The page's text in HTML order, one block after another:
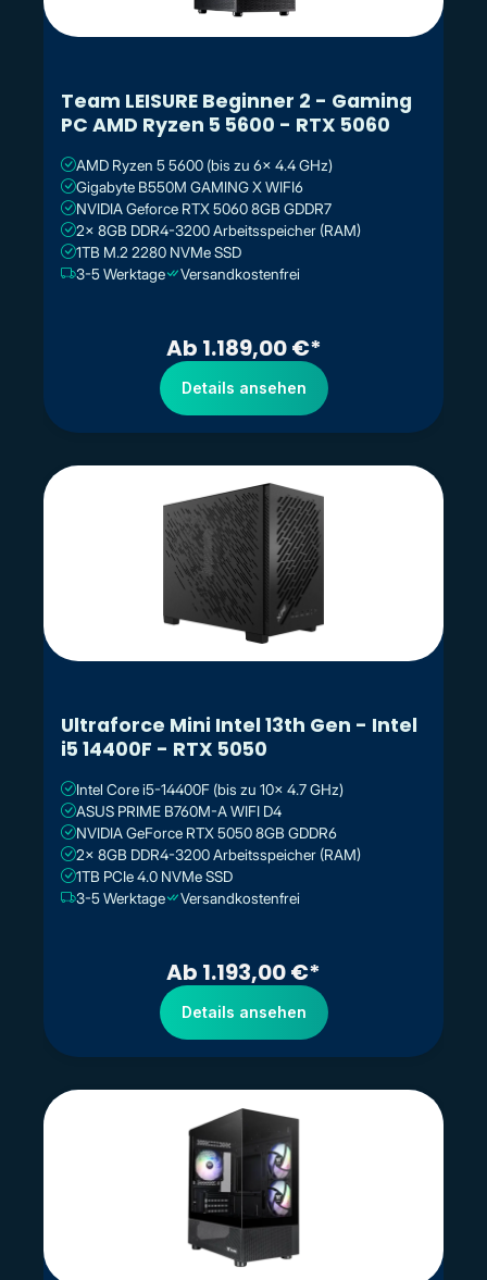
Team LEISURE Beginner 2 - Gaming
PC AMD Ryzen 5 5600 - RTX 5060
AMD Ryzen 5 5600 (bis zu 6x 4.4 GHz)
Gigabyte B550M GAMING X WIFI6
NVIDIA Geforce RTX 5060 8GB GDDR7
2x 8GB DDR4-3200 Arbeitsspeicher (RAM)
1TB M.2 2280 NVMe SSD
3-5 Werktage
Versandkostenfrei
Ab 1.189,00 €*
Details ansehen
Ultraforce Mini Intel 13th Gen - Intel
i5 14400F - RTX 5050
Intel Core i5-14400F (bis zu 10x 4.7 GHz)
ASUS PRIME B760M-A WIFI D4
NVIDIA GeForce RTX 5050 8GB GDDR6
2x 8GB DDR4-3200 Arbeitsspeicher (RAM)
1TB PCIe 4.0 NVMe SSD
3-5 Werktage
Versandkostenfrei
Ab 1.193,00 €*
Details ansehen